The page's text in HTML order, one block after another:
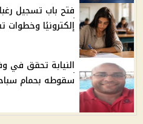
إلكترونيًا وخطوات
النيابة تحقق في
سقوطه بحمام